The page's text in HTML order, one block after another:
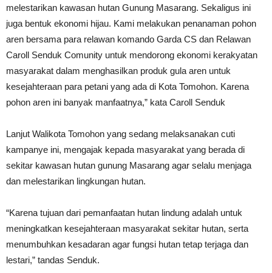
melestarikan kawasan hutan Gunung Masarang. Sekaligus ini
juga bentuk ekonomi hijau. Kami melakukan penanaman pohon
aren bersama para relawan komando Garda CS dan Relawan
Caroll Senduk Comunity untuk mendorong ekonomi kerakyatan
masyarakat dalam menghasilkan produk gula aren untuk
kesejahteraan para petani yang ada di Kota Tomohon. Karena
pohon aren ini banyak manfaatnya,” kata Caroll Senduk
Lanjut Walikota Tomohon yang sedang melaksanakan cuti
kampanye ini, mengajak kepada masyarakat yang berada di
sekitar kawasan hutan gunung Masarang agar selalu menjaga
dan melestarikan lingkungan hutan.
“Karena tujuan dari pemanfaatan hutan lindung adalah untuk
meningkatkan kesejahteraan masyarakat sekitar hutan, serta
menumbuhkan kesadaran agar fungsi hutan tetap terjaga dan
lestari,” tandas Senduk.